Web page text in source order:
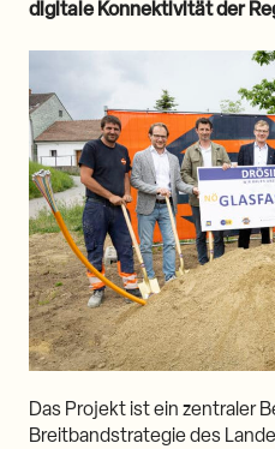
digitale Konnektivität der
Das Projekt ist ein zentraler
Breitbandstrategie des